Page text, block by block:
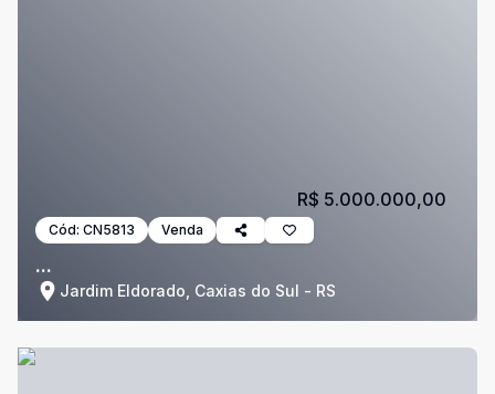
Cód: CN5813 Venda
...
Jardim Eldorado, Caxias do Sul - RS
R$ 5.000.000,00